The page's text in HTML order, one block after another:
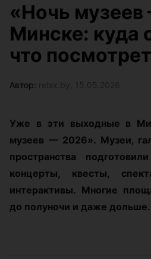
«Ночь
Минске: куда
что
Автор:
Уже в эти выходные в
музеев — 2026». Музеи,
пространства
концерты, квесты,
интерактивы. Многие
до полуночи и даже дольше.